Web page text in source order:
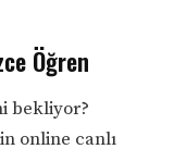
Öğren
bekliyor?
online canlı